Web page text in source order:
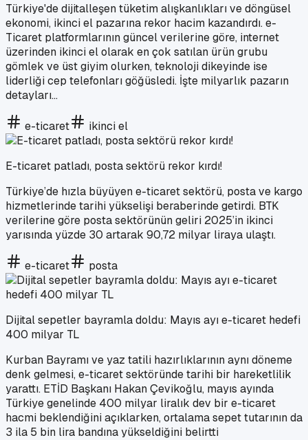
Türkiye'de dijitalleşen tüketim alışkanlıkları ve döngüsel
ekonomi, ikinci el pazarına rekor hacim kazandırdı. e-
Ticaret platformlarının güncel verilerine göre, internet
üzerinden ikinci el olarak en çok satılan ürün grubu
gömlek ve üst giyim olurken, teknoloji dikeyinde ise
liderliği cep telefonları göğüsledi. İşte milyarlık pazarın
detayları...
e-ticaret ikinci el
E-ticaret patladı, posta sektörü rekor kırdı!
Türkiye’de hızla büyüyen e-ticaret sektörü, posta ve kargo
hizmetlerinde tarihi yükselişi beraberinde getirdi. BTK
verilerine göre posta sektörünün geliri 2025’in ikinci
yarısında yüzde 30 artarak 90,72 milyar liraya ulaştı.
e-ticaret posta
Dijital sepetler bayramla doldu: Mayıs ayı e-ticaret hedefi
400 milyar TL
Kurban Bayramı ve yaz tatili hazırlıklarının aynı döneme
denk gelmesi, e-ticaret sektöründe tarihi bir hareketlilik
yarattı. ETİD Başkanı Hakan Çevikoğlu, mayıs ayında
Türkiye genelinde 400 milyar liralık dev bir e-ticaret
hacmi beklendiğini açıklarken, ortalama sepet tutarının da
3 ila 5 bin lira bandına yükseldiğini belirtti